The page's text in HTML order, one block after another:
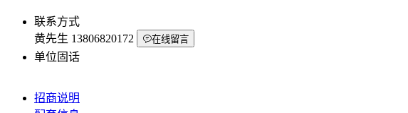
联系方式
黄先生 13806820172 在线留言
单位固话
招商说明